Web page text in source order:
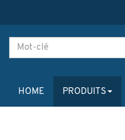
HOME PRODUITS